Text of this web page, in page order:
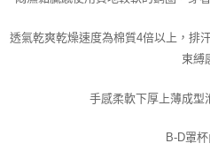
請求用戶進行身份認證。
５．嚴禁一人註冊多個帳號或使用他人
透氣乾爽乾燥速度為棉質4倍以上， 排
束縛
手感柔軟下厚上薄成型
B-D罩